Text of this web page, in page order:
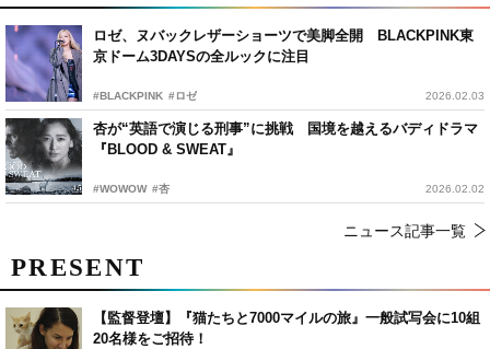
ロゼ、ヌバックレザーショーツで美脚全開 BLACKPINK東
京ドーム3DAYSの全ルックに注目
#BLACKPINK #ロゼ 2026.02.03
杏が“英語で演じる刑事”に挑戦 国境を越えるバディドラマ
『BLOOD & SWEAT』
#WOWOW #杏 2026.02.02
ニュース記事一覧
PRESENT
【監督登壇】『猫たちと7000マイルの旅』一般試写会に10組
20名様をご招待！